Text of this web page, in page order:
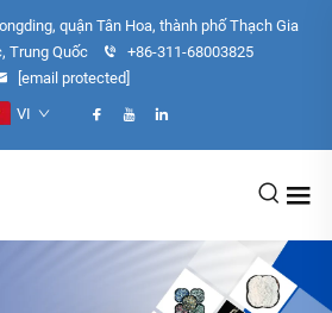
quận Tân Hoa, thành phố Thạch Gia
Trung Quốc
+86-311-68003825
[email protected]
VI